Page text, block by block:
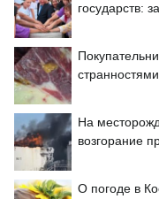
государств:
странностями
На
возгорание
О погоде в